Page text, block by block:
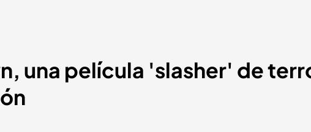
una película 'slasher' de